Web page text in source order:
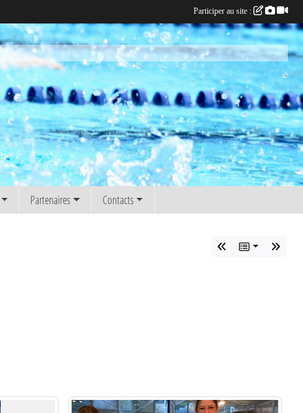
Partenaires Contacts
Participer au site :